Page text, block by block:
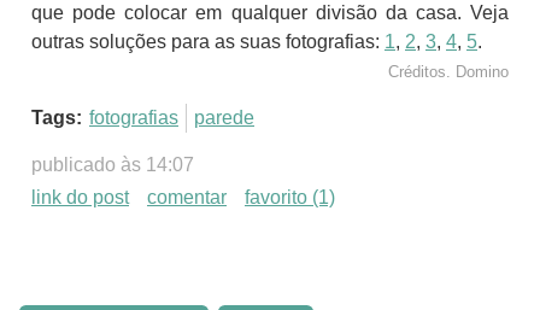
que pode colocar em qualquer divisão da casa. Veja
outras soluções para as suas fotografias: 1, 2, 3, 4, 5.
Créditos. Domino
Tags: fotografias parede
publicado às 14:07
link do post
comentar favorito (1)